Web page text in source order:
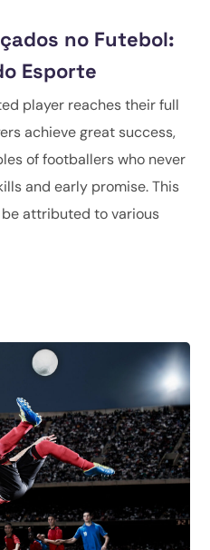
no Futebol:
Esporte
player reaches their full
achieve great success,
of footballers who never
and early promise. This
attributed to various